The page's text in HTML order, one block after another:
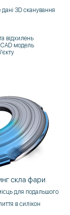
3D сканування
відхилень
CAD модель
скла фари
для подальшого
в силікон